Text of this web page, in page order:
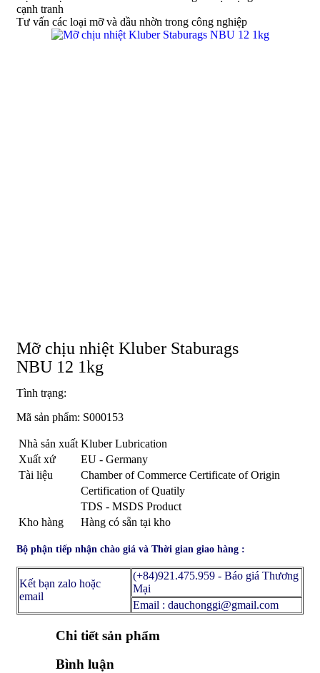
cạnh tranh
Tư vấn các loại mỡ và dầu nhờn trong công nghiệp
Mỡ chịu nhiệt Kluber Staburags
NBU 12 1kg
Tình trạng:
Mã sản phẩm: S000153
Nhà sản xuất Kluber Lubrication
Xuất xứ
EU - Germany
Tài liệu
Chamber of Commerce Certificate of Origin
Certification of Quatily
TDS - MSDS Product
Kho hàng
Hàng có sẵn tại kho
Bộ phận tiếp nhận chào giá và Thời gian giao hàng :
Kết bạn zalo hoặc
email
(+84)921.475.959 - Báo giá Thương
Mại
Email : dauchonggi@gmail.com
Chi tiết sản phẩm
Bình luận